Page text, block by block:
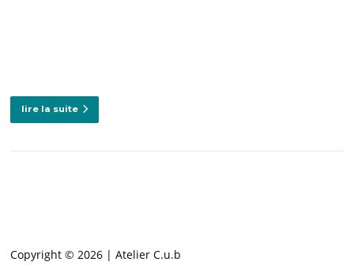
lire la suite
Copyright © 2026 | Atelier C.u.b